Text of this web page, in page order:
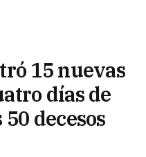
15 nuevas
días de
decesos